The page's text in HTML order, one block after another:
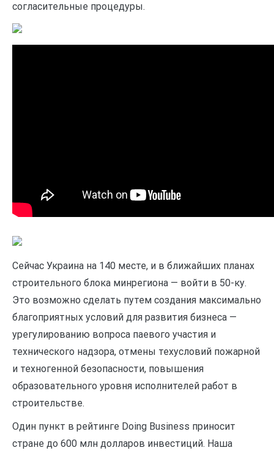
согласительные процедуры.
Сейчас Украина на 140 месте, и в ближайших планах
строительного блока минрегиона — войти в 50-ку.
Это возможно сделать путем создания максимально
благоприятных условий для развития бизнеса —
урегулированию вопроса паевого участия и
технического надзора, отмены техусловий пожарной
и техногенной безопасности, повышения
образовательного уровня исполнителей работ в
строительстве.
Один пункт в рейтинге Doing Business приносит
стране до 600 млн долларов инвестиций. Наша